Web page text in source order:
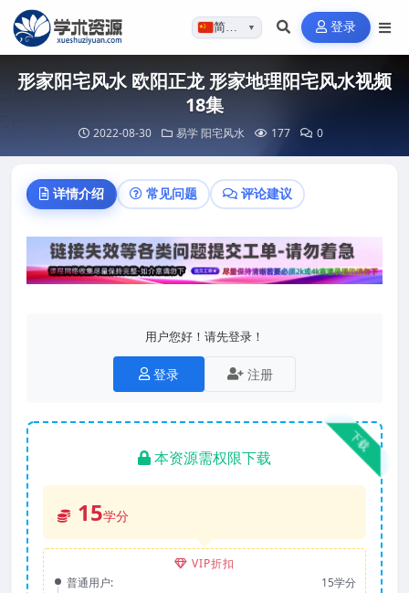
简体…▼ 登录
形家阳宅风水 欧阳正龙 形家地理阳宅风水视频
18集
2022-08-30 易学阳宅风水 177 0
详情介绍 常见问题 评论建议
用户您好！请先登录！
登录 注册
下载
本资源需权限下载
15学分
VIP折扣
普通用户:
15学分